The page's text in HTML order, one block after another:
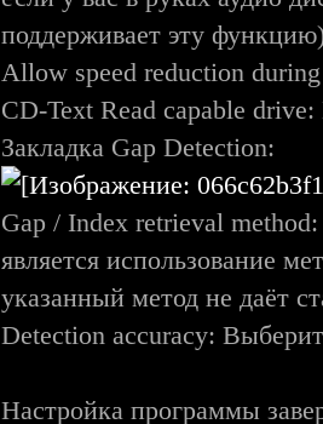
поддерживает эту
Allow speed reduction
CD-Text Read capable drive:
Закладка Gap Detection:
Gap / Index retrieval
является использование
указанный метод не даёт
Detection accuracy:
Настройка программы